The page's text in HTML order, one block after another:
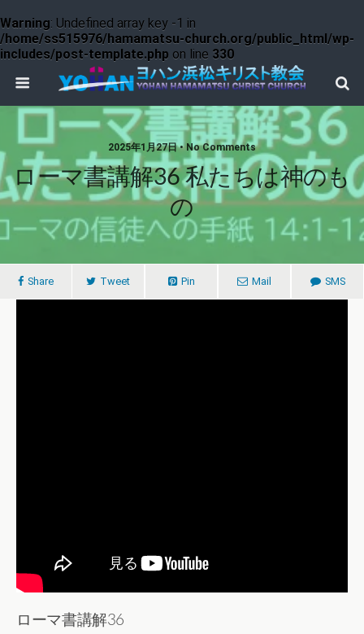
Warning: Undefined array key -1 in
/home/ss515976/hamamatsu-church.org/public_html/wp-
includes/post-template.php on line 330
2025年1月27日 • No Comments
ローマ書講解36 私たちは神のも
の
Share Tweet Pin Mail SMS
ローマ書講解36